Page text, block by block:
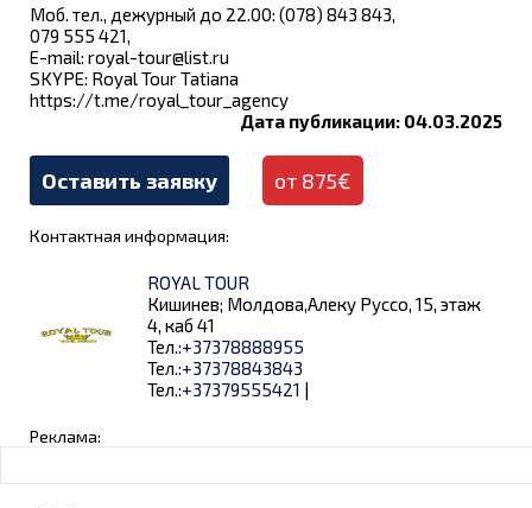
Моб. тел., дежурный до 22.00: (078) 843 843,
079 555 421,
E-mail: royal-tour@list.ru
SKYPE: Royal Tour Tatianа
https://t.me/royal_tour_agency
Дата публикации: 04.03.2025
Оставить заявку от 875€
Контактная информация:
ROYAL TOUR
Кишинев; Молдова,Алеку Руссо, 15, этаж
4, каб 41
Тел.:+37378888955
Тел.:+37378843843
Тел.:+37379555421 |
Реклама: